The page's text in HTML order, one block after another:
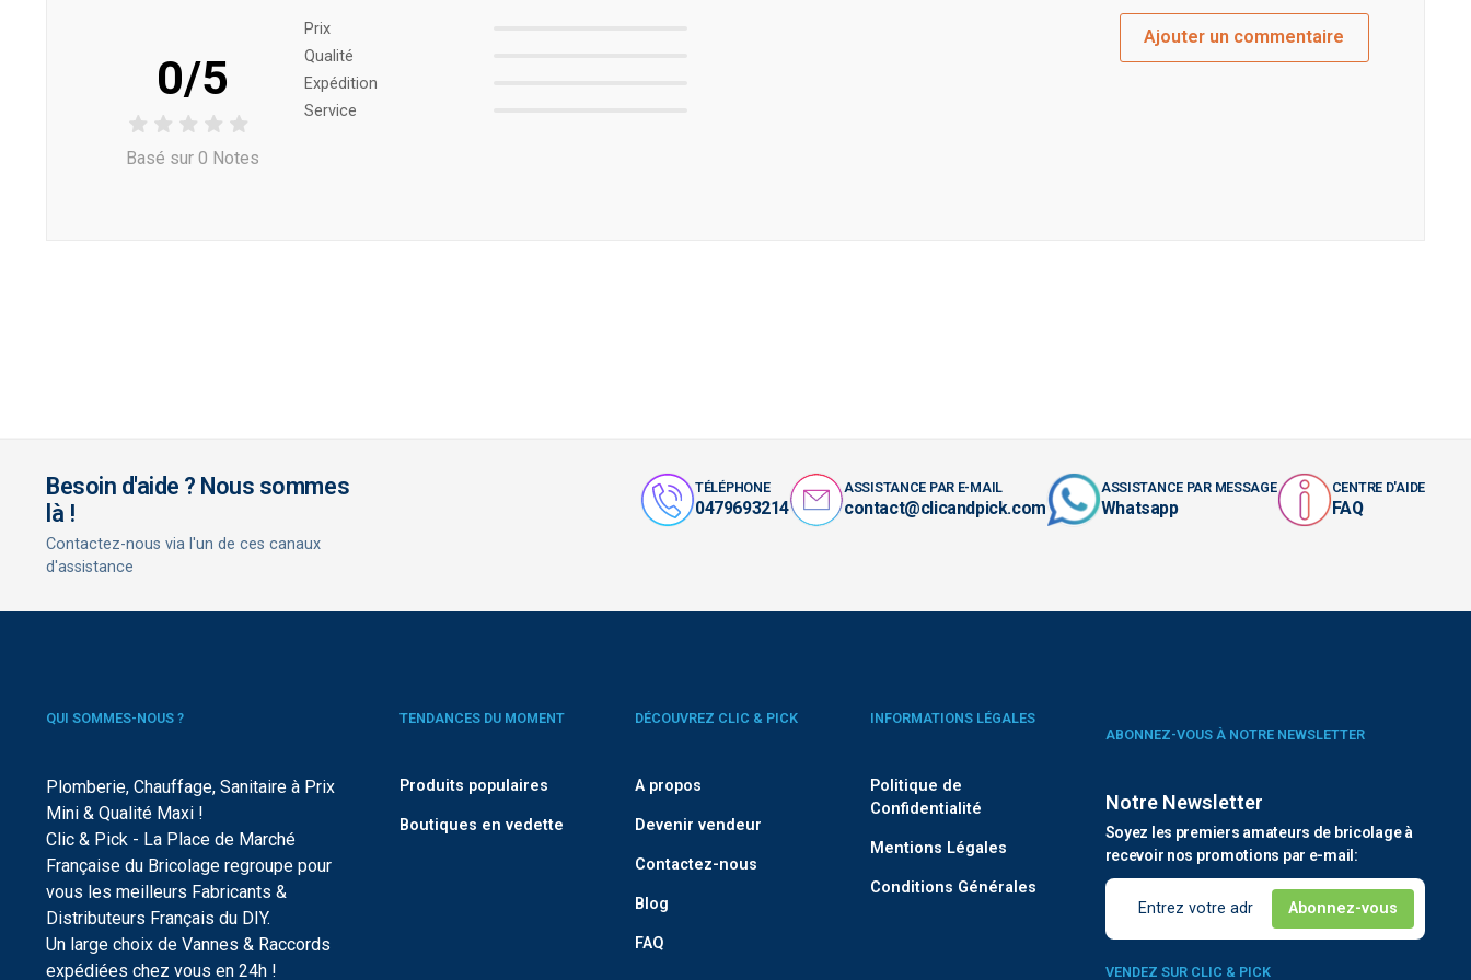
0/5
Basé sur 0 Notes
Prix ​​
Qualité
Expédition
Service
Ajouter un commentaire
Besoin d'aide ? Nous sommes
là !
Contactez-nous via l'un de ces canaux
d'assistance
TÉLÉPHONE
0479693214
ASSISTANCE PAR E-MAIL
contact@clicandpick.com
ASSISTANCE PAR MESSAGE
Whatsapp
CENTRE D'AIDE
FAQ
QUI SOMMES-NOUS ?
Plomberie, Chauffage, Sanitaire à Prix
Mini & Qualité Maxi !
Clic & Pick - La Place de Marché
Française du Bricolage regroupe pour
vous les meilleurs Fabricants &
Distributeurs Français du DIY.
Un large choix de Vannes & Raccords
expédiées chez vous en 24h !
TENDANCES DU MOMENT
Produits populaires
Boutiques en vedette
DÉCOUVREZ CLIC & PICK
A propos
Devenir vendeur
Contactez-nous
Blog
FAQ
INFORMATIONS LÉGALES
Politique de
Confidentialité
Mentions Légales
Conditions Générales
ABONNEZ-VOUS À NOTRE NEWSLETTER
Notre Newsletter
Soyez les premiers amateurs de bricolage à
recevoir nos promotions par e-mail:
VENDEZ SUR CLIC & PICK